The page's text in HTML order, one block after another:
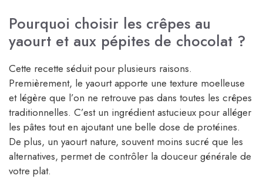
Pourquoi choisir les crêpes au
yaourt et aux pépites de chocolat ?
Cette recette séduit pour plusieurs raisons.
Premièrement, le yaourt apporte une texture moelleuse
et légère que l’on ne retrouve pas dans toutes les crêpes
traditionnelles. C’est un ingrédient astucieux pour alléger
les pâtes tout en ajoutant une belle dose de protéines.
De plus, un yaourt nature, souvent moins sucré que les
alternatives, permet de contrôler la douceur générale de
votre plat.